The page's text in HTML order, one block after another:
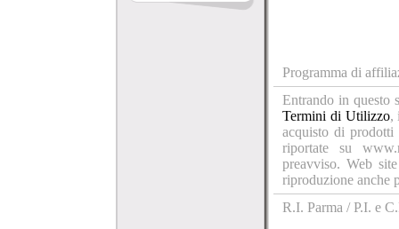
Programma di
Entrando in questo
Termini di Utilizzo,
acquisto di prodotti
riportate su
preavviso. Web
riproduzione anche
R.I. Parma / P.I. e